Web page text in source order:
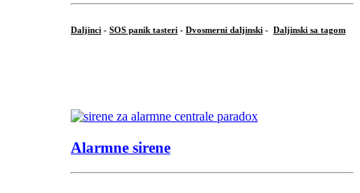
Daljinci - SOS panik tasteri - Dvosmerni daljinski - Daljinski sa tagom
Alarmne sirene